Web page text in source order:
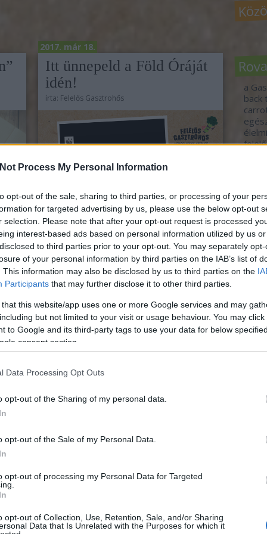
Process My Personal Information
opt-out of the sale, sharing to third parties, or processing of your
for targeted advertising by us, please use the below opt-out
selection. Please note that after your opt-out request is processed
interest-based ads based on personal information utilized by us
to third parties prior to your opt-out. You may separately
of your personal information by third parties on the IAB’s list of
This information may also be disclosed by us to third parties on the
Participants that may further disclose it to other third parties.
that this website/app uses one or more Google services and may
but not limited to your visit or usage behaviour. You may
to Google and its third-party tags to use your data for below
consent section.
Data Processing Opt Outs
opt-out of the Sharing of my personal data.
opt-out of the Sale of my Personal Data.
opt-out of processing my Personal Data for Targeted
opt-out of Collection, Use, Retention, Sale, and/or Sharing
Data that Is Unrelated with the Purposes for which it
2017. már 18.
Itt ünnepeld a Föld Óráját
idén!
írta: Felelős Gasztrohős
A WWF 10 éve indult kezdeményezése, a Föld
Órája idén március 25-én lesz. Ez az a
környezetvédelmi akció, amikor világszerte
lekapcsolják a villanyt emberek, cégek, éttermek
egy órára, helyi idő szerint 20:30 és 21:30 között.
Fenntartható Vendéglátóhelyek,…
2015. aug 13.
gyomrában
írta:Felelős Gasztrohős
ha
a
back
fogj
tour
zöld
zöld
A